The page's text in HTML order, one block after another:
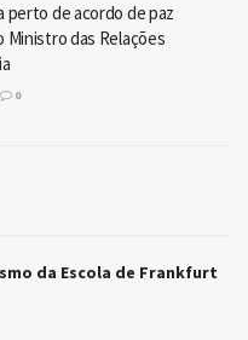
perto de acordo de paz
das Relações
0
da Escola de Frankfurt